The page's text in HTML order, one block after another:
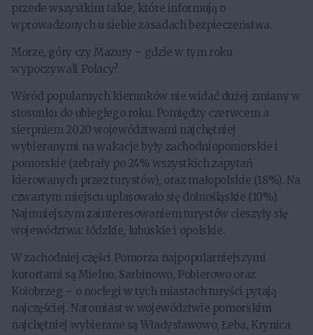
przede wszystkim takie, które informują o
wprowadzonych u siebie zasadach bezpieczeństwa.
Morze, góry czy Mazury – gdzie w tym roku
wypoczywali Polacy?
Wśród popularnych kierunków nie widać dużej zmiany w
stosunku do ubiegłego roku. Pomiędzy czerwcem a
sierpniem 2020 województwami najchętniej
wybieranymi na wakacje były zachodniopomorskie i
pomorskie (zebrały po 24% wszystkich zapytań
kierowanych przez turystów), oraz małopolskie (18%). Na
czwartym miejscu uplasowało się dolnośląskie (10%).
Najmniejszym zainteresowaniem turystów cieszyły się
województwa: łódzkie, lubuskie i opolskie.
W zachodniej części Pomorza najpopularniejszymi
kurortami są Mielno, Sarbinowo, Pobierowo oraz
Kołobrzeg – o noclegi w tych miastach turyści pytają
najczęściej. Natomiast w województwie pomorskim
najchętniej wybierane są Władysławowo, Łeba, Krynica